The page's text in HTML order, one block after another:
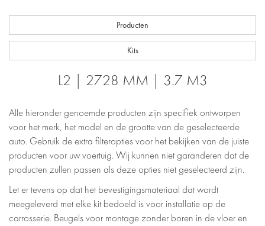
Producten
Kits
L2 | 2728 MM | 3.7 M3
Alle hieronder genoemde producten zijn specifiek ontworpen
voor het merk, het model en de grootte van de geselecteerde
auto. Gebruik de extra filteropties voor het bekijken van de juiste
producten voor uw voertuig. Wij kunnen niet garanderen dat de
producten zullen passen als deze opties niet geselecteerd zijn.
Let er tevens op dat het bevestigingsmateriaal dat wordt
meegeleverd met elke kit bedoeld is voor installatie op de
carrosserie. Beugels voor montage zonder boren in de vloer en